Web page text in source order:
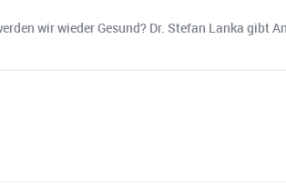
wir wieder Gesund? Dr. Stefan Lanka gibt